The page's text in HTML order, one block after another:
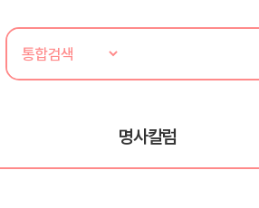
명사칼럼